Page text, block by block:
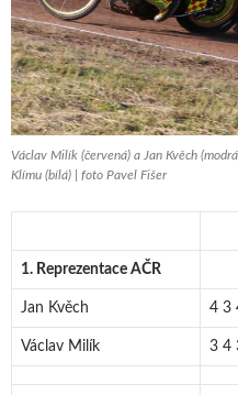
Václav Milík (červená) a Jan Kvěch
Klímu (bílá) | foto Pavel Fišer
1. Reprezentace AČR
Jan Kvěch 4 3
Václav Milík 3 4